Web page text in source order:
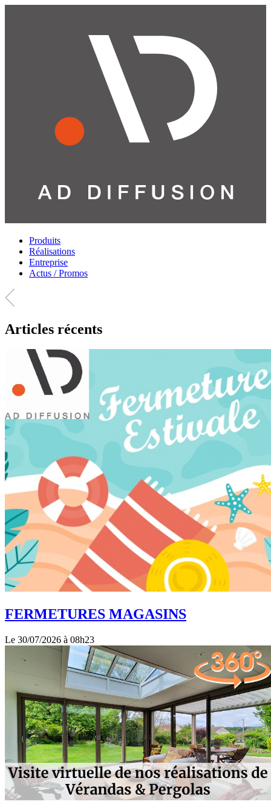
Produits
Réalisations
Entreprise
Actus / Promos
Articles récents
FERMETURES MAGASINS
Le 30/07/2026 à 08h23